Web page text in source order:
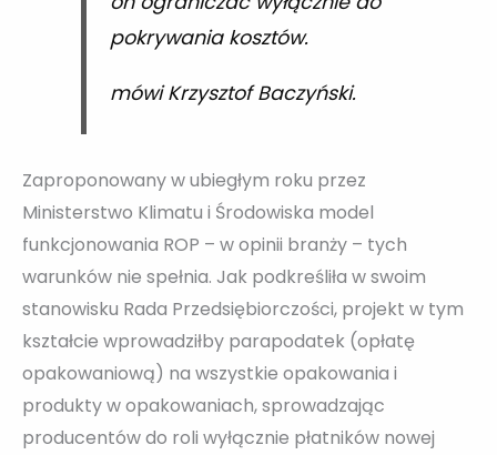
pokrywania kosztów.
mówi Krzysztof Baczyński.
Zaproponowany w ubiegłym roku przez
Ministerstwo Klimatu i Środowiska model
funkcjonowania ROP – w opinii branży – tych
warunków nie spełnia. Jak podkreśliła w swoim
stanowisku Rada Przedsiębiorczości, projekt w tym
kształcie wprowadziłby parapodatek (opłatę
opakowaniową) na wszystkie opakowania i
produkty w opakowaniach, sprowadzając
producentów do roli wyłącznie płatników nowej